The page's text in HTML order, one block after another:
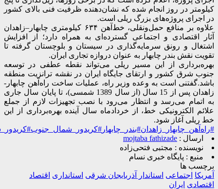
کیلومتر در روز انجام شده که نشان‌دهنده ظرفیت فنی بالای کشور
در اجرای پروژه‌های بزرگ ریلی است.
علاوه بر منافع حمل‌ونقلی، خط‌آهن ۶۳۴ کیلومتری چابهار–زاهدان
آثار اقتصادی و اجتماعی گسترده‌ای به همراه دارد؛ از افزایش
اشتغال و رونق سرمایه‌گذاری در سیستان و بلوچستان گرفته تا
تقویت نقش بندر چابهار به ‌عنوان دروازه تجاری ایران.
بهره‌برداری از این مسیر ریلی می‌تواند نقطه عطفی در توسعه
جنوب شرق کشور و ارتقای جایگاه ایران در نقشه ترانزیت منطقه
باشد.گفتنی است به وعده وزیر راه، عملیات ساخت راه‌آهن چابهار-
زاهدان پس از 15 سال (از سال 1389 شمسی)، تا پایان سال جاری
به اتمام می‌رسد و انتظار می‌رود با نصب تجهیزات لازم از جملع
علائم الکترونیکی خط، از خردادماه سال آینده بهره‌برداری از این
خط ریلی آغاز شود.
#راه‌آهن_چابهار_زاهدان#بندر_چابهار #کریدور_شمال_جنوب
ارسال : mojtaba fathizade
نویسنده : مجتبی فتحی‌زاده
منبع : پایگاه خبری نسام
برچسب ها
آمریکا اجتماعی استاندار آذربایجان شرقی استانداری اقتصاد
اقتصادی ایران